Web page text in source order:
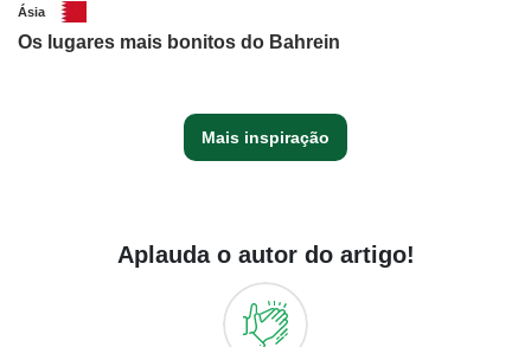
Ásia
Os lugares mais bonitos do Bahrein
Mais inspiração
Aplauda o autor do artigo!